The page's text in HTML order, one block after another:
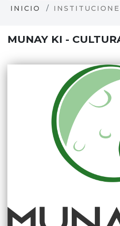
INICIO
MUNAY KI -